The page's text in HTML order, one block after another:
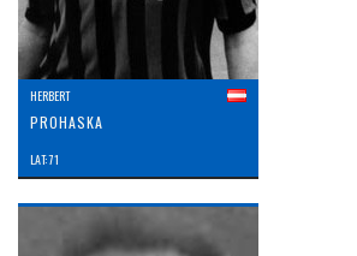
HERBERT
PROHASKA
LAT: 71